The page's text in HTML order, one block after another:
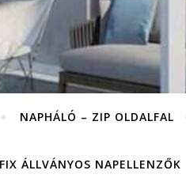
NAPHÁLÓ – ZIP OLDALFAL
FIX ÁLLVÁNYOS NAPELLENZŐK